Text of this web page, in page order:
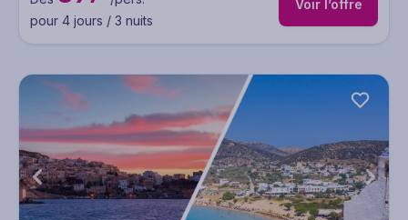
pour 4 jours / 3 nuits
Voir l’offre